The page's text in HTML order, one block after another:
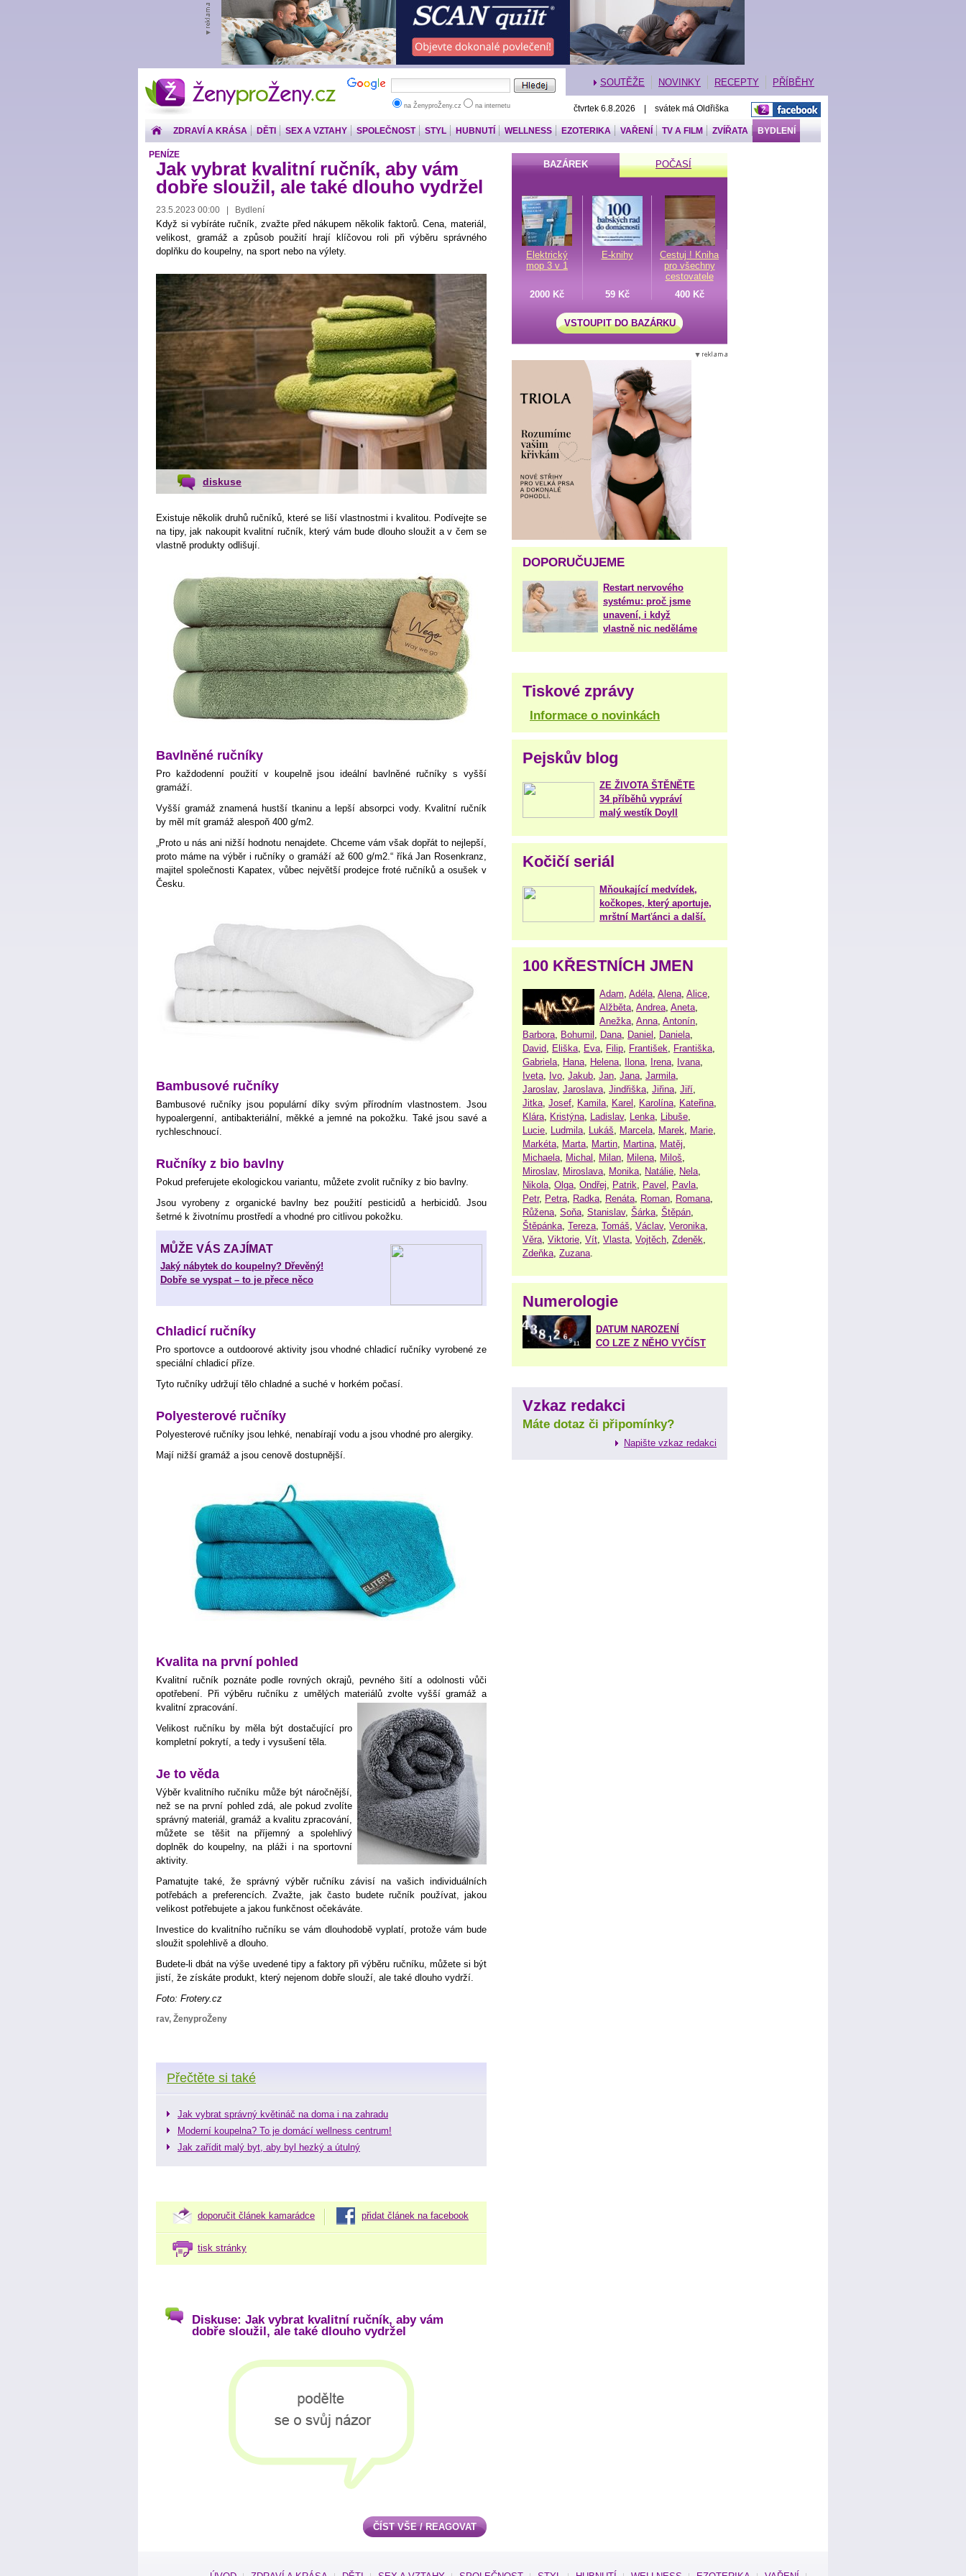
ŽenyproŽeny.cz
na ŽenyproŽeny.cz na internetu
SOUTĚŽE NOVINKY RECEPTY PŘÍBĚHY
čtvrtek 6.8.2026 | svátek má Oldřiška
ZDRAVÍ A KRÁSA DĚTI SEX A VZTAHY SPOLEČNOST STYL HUBNUTÍ WELLNESS EZOTERIKA VAŘENÍ TV A FILM ZVÍŘATA BYDLENÍ
PENÍZE
Jak vybrat kvalitní ručník, aby vám
dobře sloužil, ale také dlouho vydržel
23.5.2023 00:00 | Bydlení
Když si vybíráte ručník, zvažte před nákupem několik faktorů. Cena, materiál,
velikost, gramáž a způsob použití hrají klíčovou roli při výběru správného
doplňku do koupelny, na sport nebo na výlety.
diskuse
Existuje několik druhů ručníků, které se liší vlastnostmi i kvalitou. Podívejte se
na tipy, jak nakoupit kvalitní ručník, který vám bude dlouho sloužit a v čem se
vlastně produkty odlišují.
Bavlněné ručníky
Pro každodenní použití v koupelně jsou ideální bavlněné ručníky s vyšší
gramáží.
Vyšší gramáž znamená hustší tkaninu a lepší absorpci vody. Kvalitní ručník
by měl mít gramáž alespoň 400 g/m2.
„Proto u nás ani nižší hodnotu nenajdete. Chceme vám však dopřát to nejlepší,
proto máme na výběr i ručníky o gramáží až 600 g/m2.“ říká Jan Rosenkranz,
majitel společnosti Kapatex, vůbec největší prodejce froté ručníků a osušek v
Česku.
Bambusové ručníky
Bambusové ručníky jsou populární díky svým přírodním vlastnostem. Jsou
hypoalergenní, antibakteriální, měkké a jemné na pokožku. Také jsou savé a
rychleschnoucí.
Ručníky z bio bavlny
Pokud preferujete ekologickou variantu, můžete zvolit ručníky z bio bavlny.
Jsou vyrobeny z organické bavlny bez použití pesticidů a herbicidů. Jsou
šetrné k životnímu prostředí a vhodné pro citlivou pokožku.
MŮŽE VÁS ZAJÍMAT
Jaký nábytek do koupelny? Dřevěný!
Dobře se vyspat – to je přece něco
Chladicí ručníky
Pro sportovce a outdoorové aktivity jsou vhodné chladicí ručníky vyrobené ze
speciální chladicí příze.
Tyto ručníky udržují tělo chladné a suché v horkém počasí.
Polyesterové ručníky
Polyesterové ručníky jsou lehké, nenabírají vodu a jsou vhodné pro alergiky.
Mají nižší gramáž a jsou cenově dostupnější.
Kvalita na první pohled
Kvalitní ručník poznáte podle rovných okrajů, pevného šití a odolnosti vůči
opotřebení. Při výběru ručníku z umělých materiálů zvolte vyšší gramáž a
kvalitní zpracování.
Velikost ručníku by měla být dostačující pro
kompletní pokrytí, a tedy i vysušení těla.
Je to věda
Výběr kvalitního ručníku může být náročnější,
než se na první pohled zdá, ale pokud zvolíte
správný materiál, gramáž a kvalitu zpracování,
můžete se těšit na příjemný a spolehlivý
doplněk do koupelny, na pláži i na sportovní
aktivity.
Pamatujte také, že správný výběr ručníku závisí na vašich individuálních
potřebách a preferencích. Zvažte, jak často budete ručník používat, jakou
velikost potřebujete a jakou funkčnost očekáváte.
Investice do kvalitního ručníku se vám dlouhodobě vyplatí, protože vám bude
sloužit spolehlivě a dlouho.
Budete-li dbát na výše uvedené tipy a faktory při výběru ručníku, můžete si být
jistí, že získáte produkt, který nejenom dobře slouží, ale také dlouho vydrží.
Foto: Frotery.cz
rav, ŽenyproŽeny
Přečtěte si také
Jak vybrat správný květináč na doma i na zahradu
Moderní koupelna? To je domácí wellness centrum!
Jak zařídit malý byt, aby byl hezký a útulný
doporučit článek kamarádce přidat článek na facebook
tisk stránky
Diskuse: Jak vybrat kvalitní ručník, aby vám
dobře sloužil, ale také dlouho vydržel
ČÍST VŠE / REAGOVAT
BAZÁREK POČASÍ
Elektrický
mop 3 v 1
E-knihy
Cestuj ! Kniha
pro všechny
cestovatele
2000 Kč
59 Kč 400 Kč
VSTOUPIT DO BAZÁRKU
DOPORUČUJEME
Restart nervového
systému: proč jsme
unavení, i když
vlastně nic neděláme
Tiskové zprávy
Informace o novinkách
Pejskův blog
ZE ŽIVOTA ŠTĚNĚTE
34 příběhů vypráví
malý westík Doyll
Kočičí seriál
Mňoukající medvídek,
kočkopes, který aportuje,
mrštní Marťánci a další.
100 KŘESTNÍCH JMEN
Adam Adéla Alena Alice
Alžběta Andrea Aneta
Anežka Anna Antonín
Barbora Bohumil Dana Daniel Daniela
David Eliška Eva Filip František Františka
Gabriela Hana Helena Ilona Irena Ivana
Iveta Ivo Jakub Jan Jana Jarmila
Jaroslav, Jaroslava Jindřiška Jiřina Jiří
Jitka Josef Kamila Karel Karolína Kateřina
Klára Kristýna Ladislav, Lenka Libuše
Lucie Ludmila Lukáš Marcela Marek Marie
Markéta Marta Martin Martina Matěj
Michaela Michal Milan Milena Miloš
Miroslav, Miroslava Monika Natálie Nela
Nikola Olga Ondřej Patrik Pavel Pavla
Petr, Petra Radka Renáta Roman Romana
Růžena Soňa Stanislav, Šárka Štěpán
Štěpánka Tereza Tomáš Václav, Veronika
Věra Viktorie Vít Vlasta Vojtěch Zdeněk
Zdeňka Zuzana
Numerologie
DATUM NAROZENÍ
CO LZE Z NĚHO VYČÍST
Vzkaz redakci
Máte dotaz či připomínky?
Napište vzkaz redakci